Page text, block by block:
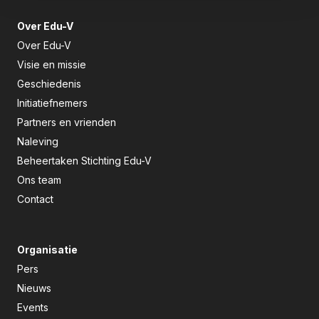
Over Edu-V
Over Edu-V
Visie en missie
Geschiedenis
Initiatiefnemers
Partners en vrienden
Naleving
Beheertaken Stichting Edu-V
Ons team
Contact
Organisatie
Pers
Nieuws
Events